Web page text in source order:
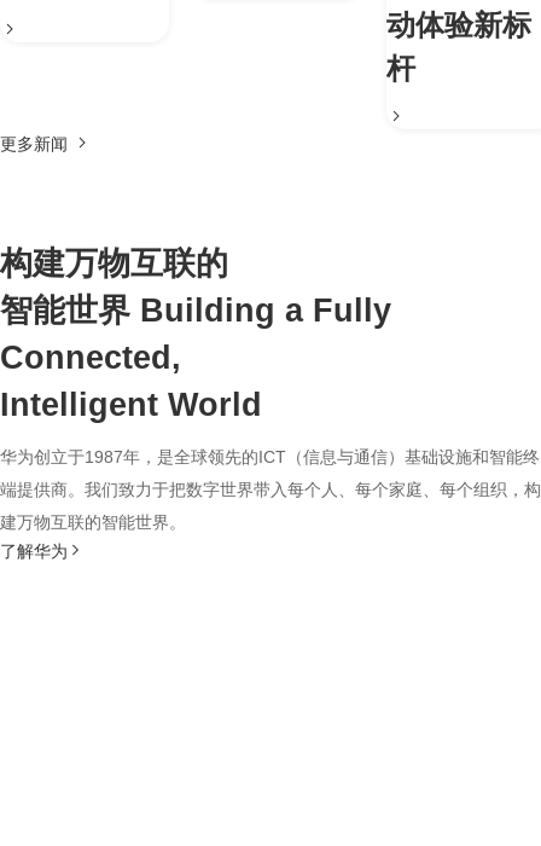
动体验新标
杆
更多新闻
构建万物互联的
智能世界 Building a Fully
Connected,
Intelligent World
华为创立于1987年，是全球领先的ICT（信息与通信）基础设施和智能终
端提供商。我们致力于把数字世界带入每个人、每个家庭、每个组织，构
建万物互联的智能世界。
了解华为